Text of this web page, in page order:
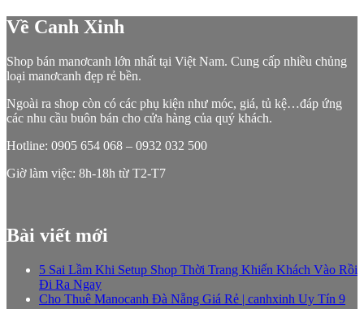
Về Canh Xinh
Shop bán manơcanh lớn nhất tại Việt Nam. Cung cấp nhiều chủng
loại manơcanh đẹp rẻ bền.
Ngoài ra shop còn có các phụ kiện như móc, giá, tủ kệ…đáp ứng
các nhu cầu buôn bán cho cửa hàng của quý khách.
Hotline: 0905 654 068 – 0932 032 500
Giờ làm việc: 8h-18h từ T2-T7
Bài viết mới
5 Sai Lầm Khi Setup Shop Thời Trang Khiến Khách Vào Rồi
Đi Ra Ngay
Cho Thuê Manocanh Đà Nẵng Giá Rẻ | canhxinh Uy Tín 9